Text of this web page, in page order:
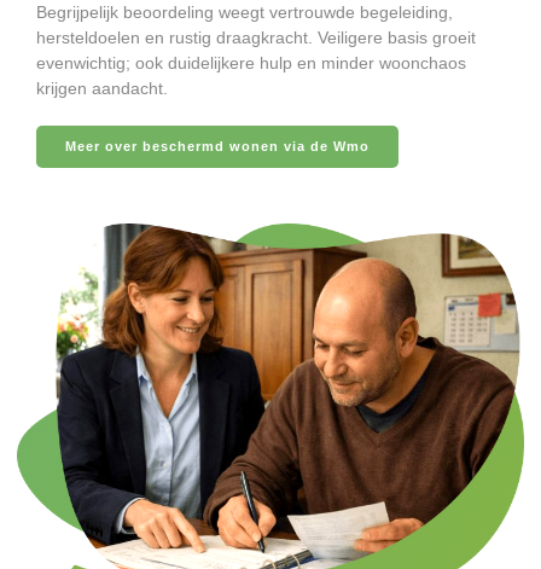
Begrijpelijk beoordeling weegt vertrouwde begeleiding,
hersteldoelen en rustig draagkracht. Veiligere basis groeit
evenwichtig; ook duidelijkere hulp en minder woonchaos
krijgen aandacht.
Meer over beschermd wonen via de Wmo